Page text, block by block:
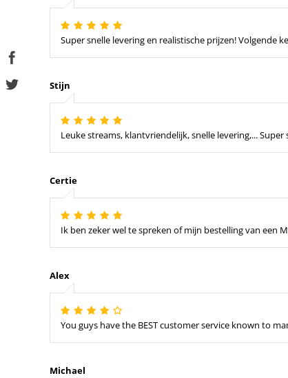
Super snelle levering en realistische prijzen! Volgende
Stijn
Leuke streams, klantvriendelijk, snelle levering,... Super
Certie
Ik ben zeker wel te spreken of mijn bestelling van een
Alex
You guys have the BEST customer service known to
Michael